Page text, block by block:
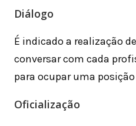
Diálogo
É indicado a realização
conversar com cada
para ocupar uma
Oficialização